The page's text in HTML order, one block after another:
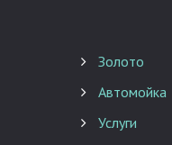
Золото
Автомойка
Услуги